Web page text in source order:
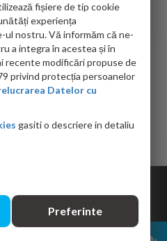
fișiere de tip cookie
experiența
nostru. Vă informăm că ne-
a integra în acestea și în
recente modificări propuse de
privind protecția persoanelor
Datelor cu
gasiti o descriere in detaliu
Preferinte